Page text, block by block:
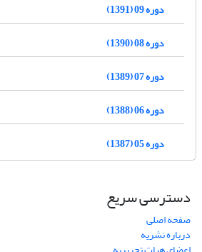
دوره 09 (1391)
دوره 08 (1390)
دوره 07 (1389)
دوره 06 (1388)
دوره 05 (1387)
دسترسی سریع
صفحه اصلی
درباره نشریه